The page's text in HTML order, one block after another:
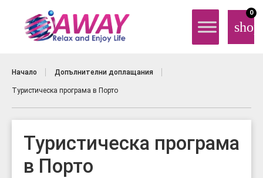
0
Начало Допълнителни доплащания
Туристическа програма в Порто
Туристическа програма
в Порто